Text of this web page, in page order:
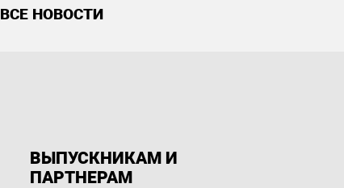
ВСЕ НОВОСТИ
ВЫПУСКНИКАМ И
ПАРТНЕРАМ